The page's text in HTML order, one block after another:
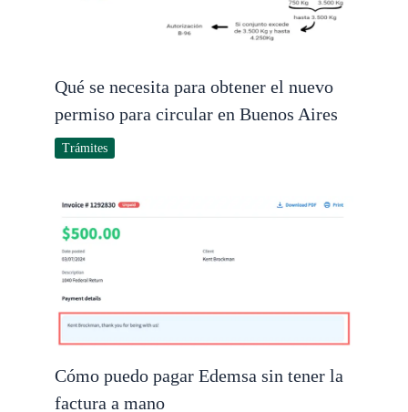
Qué se necesita para obtener el nuevo
permiso para circular en Buenos Aires
Trámites
Cómo puedo pagar Edemsa sin tener la
factura a mano